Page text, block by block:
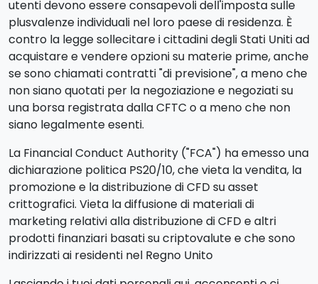
utenti devono essere consapevoli dell'imposta sulle
plusvalenze individuali nel loro paese di residenza. È
contro la legge sollecitare i cittadini degli Stati Uniti ad
acquistare e vendere opzioni su materie prime, anche
se sono chiamati contratti "di previsione", a meno che
non siano quotati per la negoziazione e negoziati su
una borsa registrata dalla CFTC o a meno che non
siano legalmente esenti.
La Financial Conduct Authority ("FCA") ha emesso una
dichiarazione politica PS20/10, che vieta la vendita, la
promozione e la distribuzione di CFD su asset
crittografici. Vieta la diffusione di materiali di
marketing relativi alla distribuzione di CFD e altri
prodotti finanziari basati su criptovalute e che sono
indirizzati ai residenti nel Regno Unito